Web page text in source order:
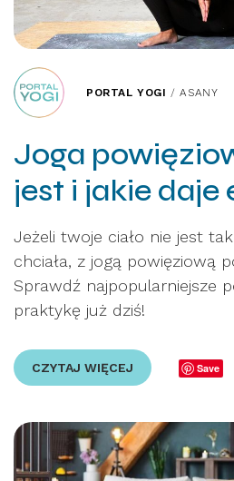
PORTAL YOGI /ASANY
Joga
jest i jakie daje
Jeżeli twoje ciało nie jest
chciała, z jogą powięziową
Sprawdź najpopularniejsze
praktykę już dziś!
CZYTAJ WIĘCEJ Save